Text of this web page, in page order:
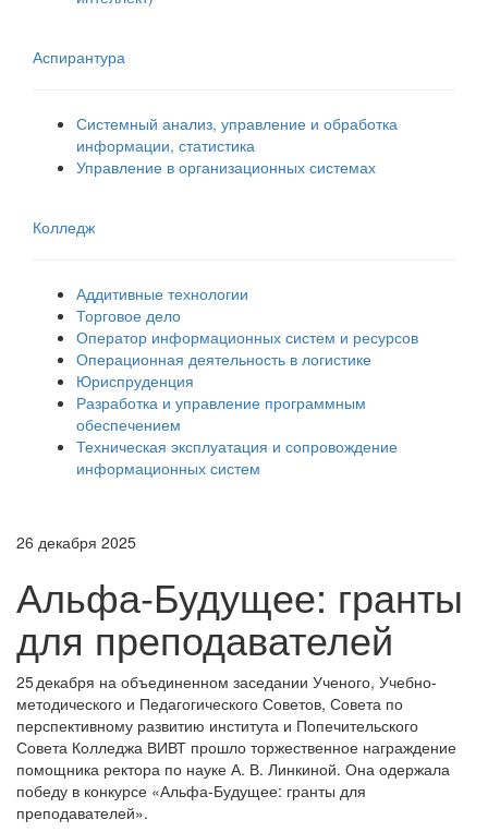
Аспирантура
Системный анализ, управление и обработка
информации, статистика
Управление в организационных системах
Колледж
Аддитивные технологии
Торговое дело
Оператор информационных систем и ресурсов
Операционная деятельность в логистике
Юриспруденция
Разработка и управление программным
обеспечением
Техническая эксплуатация и сопровождение
информационных систем
26 декабря 2025
Альфа‑Будущее: гранты
для преподавателей
25 декабря на объединенном заседании Ученого, Учебно-
методического и Педагогического Советов, Совета по
перспективному развитию института и Попечительского
Совета Колледжа ВИВТ прошло торжественное награждение
помощника ректора по науке А. В. Линкиной. Она одержала
победу в конкурсе «Альфа‑Будущее: гранты для
преподавателей».